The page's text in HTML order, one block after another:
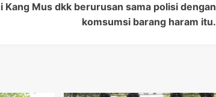
Kang Mus dkk berurusan sama polisi dengan
komsumsi barang haram itu.